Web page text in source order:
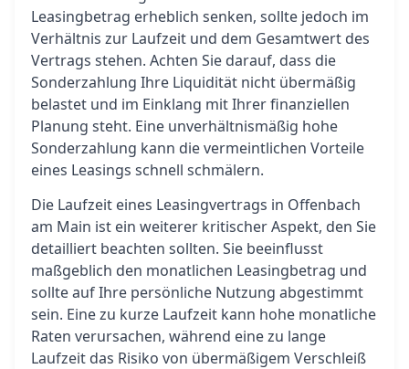
Leasingbetrag erheblich senken, sollte jedoch im
Verhältnis zur Laufzeit und dem Gesamtwert des
Vertrags stehen. Achten Sie darauf, dass die
Sonderzahlung Ihre Liquidität nicht übermäßig
belastet und im Einklang mit Ihrer finanziellen
Planung steht. Eine unverhältnismäßig hohe
Sonderzahlung kann die vermeintlichen Vorteile
eines Leasings schnell schmälern.
Die Laufzeit eines Leasingvertrags in Offenbach
am Main ist ein weiterer kritischer Aspekt, den Sie
detailliert beachten sollten. Sie beeinflusst
maßgeblich den monatlichen Leasingbetrag und
sollte auf Ihre persönliche Nutzung abgestimmt
sein. Eine zu kurze Laufzeit kann hohe monatliche
Raten verursachen, während eine zu lange
Laufzeit das Risiko von übermäßigem Verschleiß